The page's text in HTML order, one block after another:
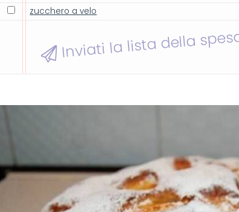
zucchero a velo
Inviati la lista della